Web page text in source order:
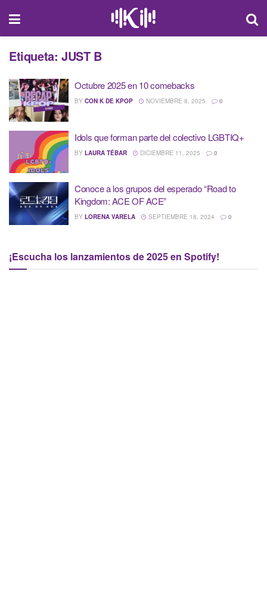
Etiqueta: JUST B
Octubre 2025 en 10 comebacks
BY CON K DE KPOP NOVIEMBRE 8, 2025 0
Idols que forman parte del colectivo LGBTIQ+
BY LAURA TÉBAR DICIEMBRE 11, 2025 0
Conoce a los grupos del esperado “Road to
Kingdom: ACE OF ACE”
BY LORENA VARELA SEPTIEMBRE 18, 2024 0
¡Escucha los lanzamientos de 2025 en Spotify!